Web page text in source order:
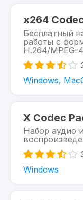
x264
Бесплатный
работы с
H.264/MPEG-
Windows,
X Codec
Набор аудио
Windows